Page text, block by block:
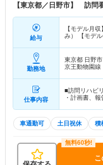
【東京都／日野市】 訪問
給与
【モデル月収】
み） 【モデル
勤務地
東京都 日野市
京王動物園線
仕事内容
■訪問リハビ
・計画書、
車通勤可 土日祝休 積